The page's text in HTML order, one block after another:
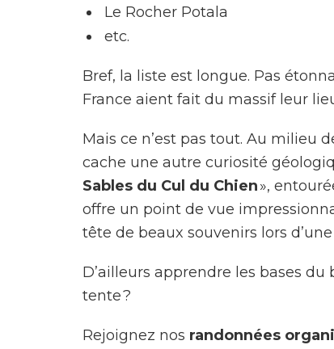
Le Rocher Potala
etc.
Bref, la liste est longue. Pas
France aient fait du massif leur
Mais ce n’est pas tout. Au milieu
cache une autre curiosité
Sables du Cul du Chien»,
offre un point de vue
tête de beaux souvenirs lors
D’ailleurs apprendre les bases
tente ?
Rejoignez nos randonnées